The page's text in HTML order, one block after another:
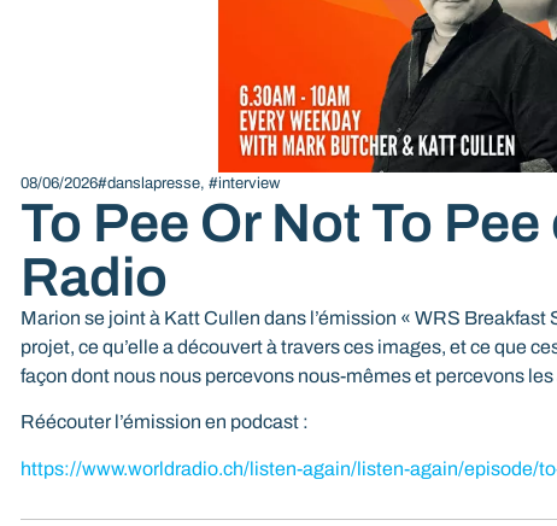
08/06/2026#danslapresse, #interview
To Pee Or Not To
Radio
Marion se joint à Katt Cullen dans l’émission « WRS Breakfast
projet, ce qu’elle a découvert à travers ces images, et ce que
façon dont nous nous percevons nous-mêmes et percevons
Réécouter l’émission en podcast :
https://www.worldradio.ch/listen-again/listen-again/episode/